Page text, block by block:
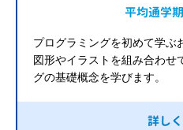
平均通学
プログラミングを初めて学ぶ
図形やイラストを組み合わせ
グの基礎概念を学びます。
詳し